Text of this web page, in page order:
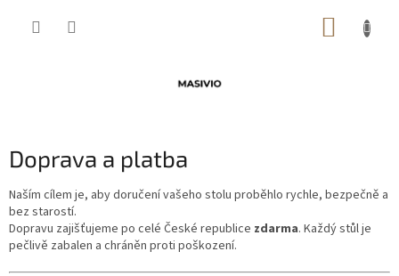
Doprava a platba
Naším cílem je, aby doručení vašeho stolu proběhlo rychle, bezpečně a
bez starostí.
Dopravu zajišťujeme po celé České republice zdarma. Každý stůl je
pečlivě zabalen a chráněn proti poškození.